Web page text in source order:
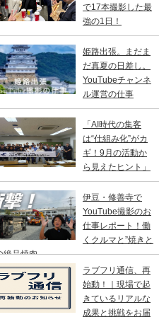
で17本撮影した最
強の1日！
姫路出張。まだま
だ真夏の日差し。
YouTubeチャンネ
ル運営の仕事
「AI時代の集客
は“仕組み化”がカ
ギ！9月の活動か
ら見えたヒント」
伊豆・修善寺で
YouTube撮影のお
仕事レポート！働
くクルマと”焼きと
絶品焼肉
ラブフリ通信、再
始動！｜現場で起
きているリアルな
成果と挑戦をお届